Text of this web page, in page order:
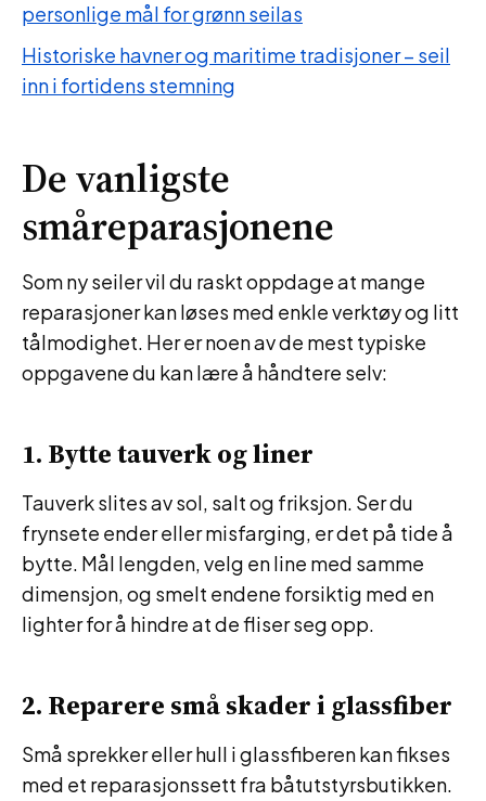
personlige mål for grønn seilas
Historiske havner og maritime tradisjoner – seil
inn i fortidens stemning
De vanligste
småreparasjonene
Som ny seiler vil du raskt oppdage at mange
reparasjoner kan løses med enkle verktøy og litt
tålmodighet. Her er noen av de mest typiske
oppgavene du kan lære å håndtere selv:
1. Bytte tauverk og liner
Tauverk slites av sol, salt og friksjon. Ser du
frynsete ender eller misfarging, er det på tide å
bytte. Mål lengden, velg en line med samme
dimensjon, og smelt endene forsiktig med en
lighter for å hindre at de fliser seg opp.
2. Reparere små skader i glassfiber
Små sprekker eller hull i glassfiberen kan fikses
med et reparasjonssett fra båtutstyrsbutikken.